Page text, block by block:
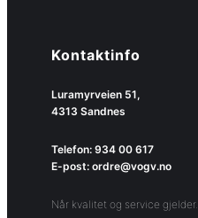
Kontaktinfo
Luramyrveien 51,
4313 Sandnes
Telefon: 934 00 617
E-post: ordre@vogv.no
Når kvalitet og service gjelder.